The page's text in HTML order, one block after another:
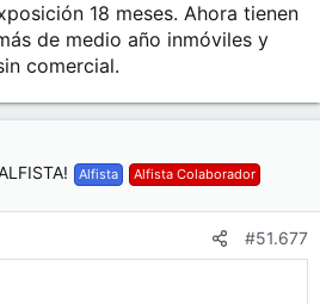
18 meses. Ahora tienen
de medio año inmóviles y
comercial.
Alfista Alfista Colaborador
#51.677